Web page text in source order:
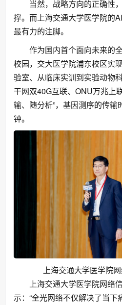
当然，战略方向的正确性
撑。而上海交通大学医学院的
最有力的注脚。
作为国内首个面向未来的
校园，交大医学院浦东校区实
验室、从临床实训到实验动物
干网双40G互联、ONU万兆上
输、随分析”，基因测序的传
钟。
上海交通大学医学院
上海交通大学医学院网络
示：“全光网络不仅解决了当